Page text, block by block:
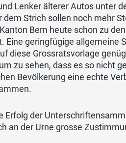
Lenker älterer Autos unter
Strich sollen noch mehr
Bern heute schon zu
Eine geringfügige allgemeine
diese Grossratsvorlage
zu sehen, dass es so nicht
Bevölkerung eine echte
Erfolg der
an der Urne grosse